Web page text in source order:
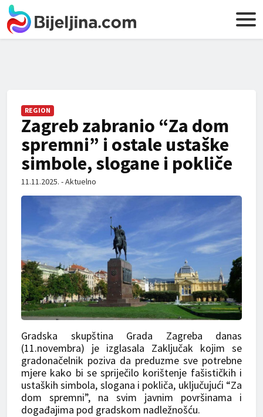
REGION
Zagreb zabranio “Za dom
spremni” i ostale ustaške
simbole, slogane i pokliče
11.11.2025. - Aktuelno
Gradska skupština Grada Zagreba danas
(11.novembra) je izglasala Zaključak kojim se
gradonačelnik poziva da preduzme sve potrebne
mjere kako bi se spriječilo korištenje fašističkih i
ustaških simbola, slogana i pokliča, uključujući “Za
dom spremni”, na svim javnim površinama i
događajima pod gradskom nadležnošću.